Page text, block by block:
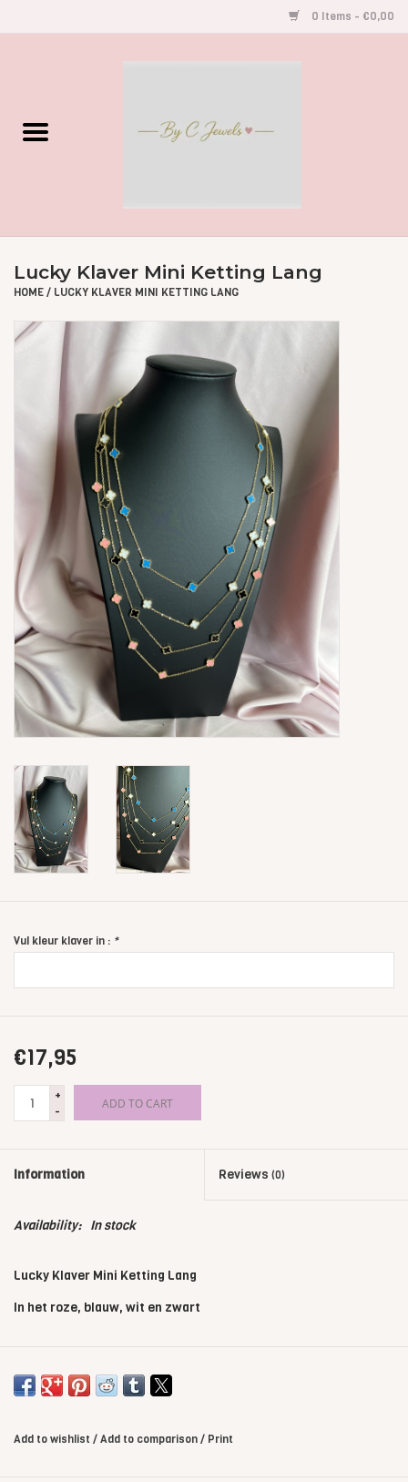
0 Items - €0,00
Gegraveerde Sieraden
Oorbellen
Kettingen
Accessoires
Ringen
Super Sale
New In
Special Satijn Koord
Brands
Lucky Klaver Mini Ketting Lang
HOME/ LUCKY KLAVER MINI KETTING LANG
Vul kleur klaver in : *
€17,95
+
-
ADD TO CART
Information Reviews (0)
Availability: In stock
Lucky Klaver Mini Ketting Lang
In het roze, blauw, wit en zwart
Add to wishlist /Add to comparison/ Print